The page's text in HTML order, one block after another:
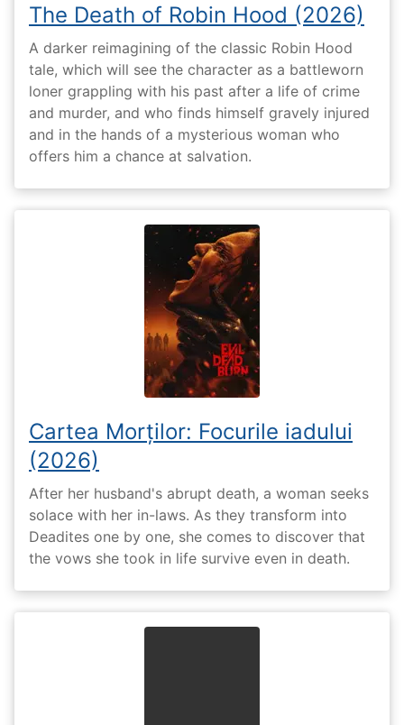
The Death of Robin Hood (2026)
A darker reimagining of the classic Robin Hood
tale, which will see the character as a battleworn
loner grappling with his past after a life of crime
and murder, and who finds himself gravely injured
and in the hands of a mysterious woman who
offers him a chance at salvation.
Cartea Morților: Focurile iadului
(2026)
After her husband's abrupt death, a woman seeks
solace with her in-laws. As they transform into
Deadites one by one, she comes to discover that
the vows she took in life survive even in death.